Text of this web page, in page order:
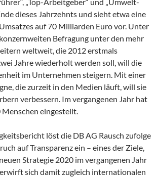
dieses Jahrzehnts und sieht etwa eine
auf 70 Milliarden Euro vor. Unter
Befragung unter den mehr
weltweit, die 2012 erstmals
Jahre wiederholt werden soll, will die
im Unternehmen steigern. Mit einer
die zurzeit in den Medien läuft, will sie
verbessern. Im vergangenen Jahr hat
Menschen eingestellt.
löst die DB AG Rausch zufolge
auf Transparenz ein – eines der Ziele,
Strategie 2020 im vergangenen Jahr
sich damit zugleich internationalen